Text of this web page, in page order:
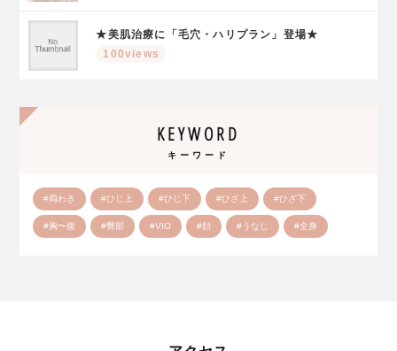
★美肌治療に「毛穴・ハリプラン」登場★
100views
KEYWORD
キーワード
#両わき #ひじ上 #ひじ下 #ひざ上 #ひざ下
#胸〜腹 #臀部 #VIO #顔 #うなじ #全身